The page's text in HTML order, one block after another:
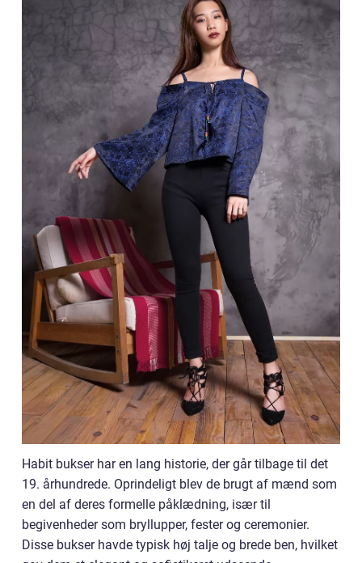
Habit bukser har en lang historie, der går tilbage til det
19. århundrede. Oprindeligt blev de brugt af mænd som
en del af deres formelle påklædning, især til
begivenheder som bryllupper, fester og ceremonier.
Disse bukser havde typisk høj talje og brede ben, hvilket